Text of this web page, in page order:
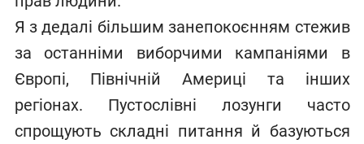
Я з дедалі більшим занепокоєнням стежив
за останніми виборчими кампаніями в
Європі, Північній Америці та інших
регіонах. Пустослівні лозунги часто
спрощують складні питання й базуються